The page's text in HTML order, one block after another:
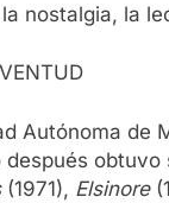
nostalgia, la
Autónoma de
(1971), Elsinore